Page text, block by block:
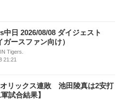
中日 2026/08/08 ダイジェスト
ガースファン向け）
Tigers.
21:21
リックス連敗 池田陵真は2安打
試合結果】